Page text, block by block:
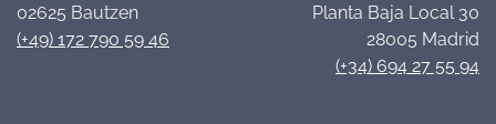
02625 Bautzen
(+49) 172 790 59 46
Planta Baja Local 30
28005 Madrid
(+34) 694 27 55 94